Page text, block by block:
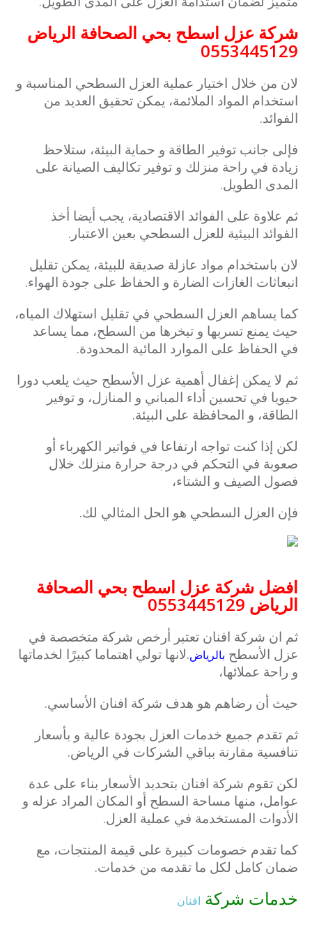
شركة عزل اسطح بحي الصحافة الرياض
0553445129
لان من خلال اختيار عملية العزل السطحي المناسبة و
استخدام المواد الملائمة، يمكن تحقيق العديد من
الفوائد.
فإلى جانب توفير الطاقة و حماية البيئة، ستلاحظ
زيادة في راحة منزلك و توفير تكاليف الصيانة على
المدى الطويل.
ثم علاوة على الفوائد الاقتصادية، يجب أيضا أخذ
الفوائد البيئية للعزل السطحي بعين الاعتبار.
لان باستخدام مواد عازلة صديقة للبيئة، يمكن تقليل
انبعاثات الغازات الضارة و الحفاظ على جودة الهواء.
كما يساهم العزل السطحي في تقليل استهلاك المياه،
حيث يمنع تسربها و تبخرها من السطح، مما يساعد
في الحفاظ على الموارد المائية المحدودة.
ثم لا يمكن إغفال أهمية عزل الأسطح حيث يلعب دورا
حيويا في تحسين أداء المباني و المنازل، و توفير
الطاقة، و المحافظة على البيئة.
لكن إذا كنت تواجه ارتفاعا في فواتير الكهرباء أو
صعوبة في التحكم في درجة حرارة منزلك خلال
فصول الصيف و الشتاء،
فإن العزل السطحي هو الحل المثالي لك.
افضل شركة عزل اسطح بحي الصحافة
الرياض 0553445129
ثم ان شركة افنان تعتبر أرخص شركة متخصصة في
عزل الأسطح بالرياض.لانها تولي اهتماما كبيرًا لخدماتها
و راحة عملائها،
حيث أن رضاهم هو هدف شركة افنان الأساسي.
ثم تقدم جميع خدمات العزل بجودة عالية و بأسعار
تنافسية مقارنة بباقي الشركات في الرياض.
لكن تقوم شركة افنان بتحديد الأسعار بناء على عدة
عوامل، منها مساحة السطح أو المكان المراد عزله و
الأدوات المستخدمة في عملية العزل.
كما تقدم خصومات كبيرة على قيمة المنتجات، مع
ضمان كامل لكل ما تقدمه من خدمات.
خدمات شركة افنان